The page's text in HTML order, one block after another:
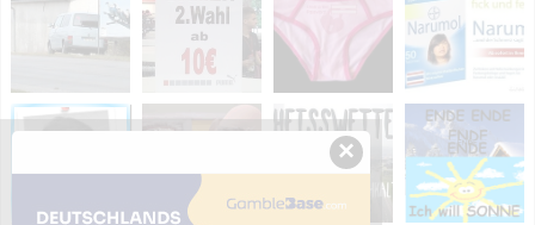
×